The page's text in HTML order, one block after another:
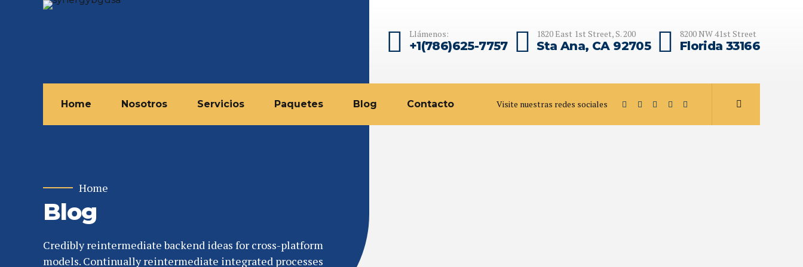
Llámenos:
+1(786)625-7757
1820 East 1st Street, S. 200
Sta Ana, CA 92705
8200 NW 41st Street
Florida 33166
Visite nuestras redes sociales
Home Nosotros Servicios Paquetes Blog Contacto
Home
Blog
Credibly reintermediate backend ideas for cross-platform
models. Continually reintermediate integrated processes